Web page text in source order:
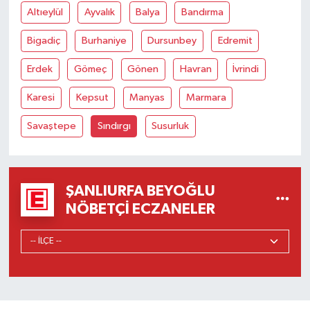
Altıeylül Ayvalık Balya Bandırma
Bigadiç Burhaniye Dursunbey Edremit
Erdek Gömeç Gönen Havran İvrindi
Karesi Kepsut Manyas Marmara
Savaştepe Sındırgı Susurluk
ŞANLIURFA BEYOĞLU
NÖBETÇI ECZANELER